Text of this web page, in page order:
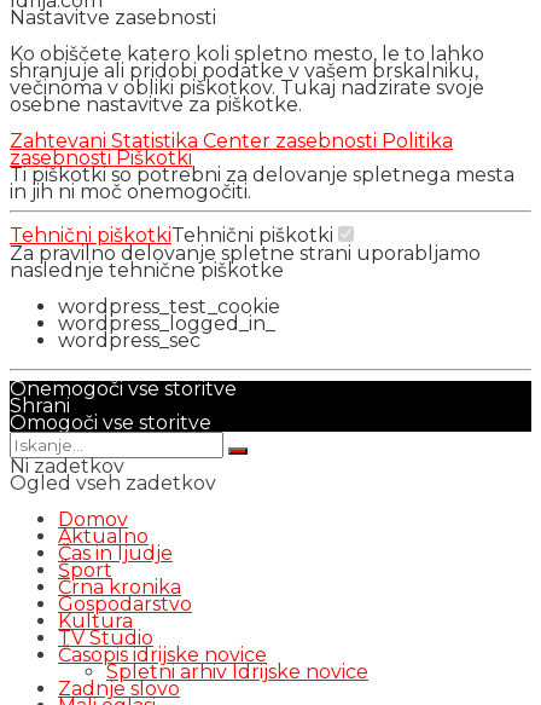
Nastavitve zasebnosti
Ko obiščete katero koli spletno mesto, le to lahko
shranjuje ali pridobi podatke v vašem brskalniku,
večinoma v obliki piškotkov. Tukaj nadzirate svoje
osebne nastavitve za piškotke.
Zahtevani Statistika Center zasebnosti Politika
zasebnostiPiškotki
Ti piškotki so potrebni za delovanje spletnega mesta
in jih ni moč onemogočiti.
Tehnični piškotkiTehnični piškotki
Za pravilno delovanje spletne strani uporabljamo
naslednje tehnične piškotke
wordpress_test_cookie
wordpress_logged_in_
wordpress_sec
Onemogoči vse storitve
Shrani
Omogoči vse storitve
Ni zadetkov
Ogled vseh zadetkov
Domov
Aktualno
Čas in ljudje
Šport
Črna kronika
Gospodarstvo
Kultura
TV Studio
Časopis idrijske novice
Spletni arhiv Idrijske novice
Zadnje slovo